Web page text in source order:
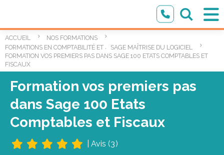
ACCUEIL
NOS FORMATIONS
FORMATIONS EN COMPTABILITÉ ET LOGICIEL SAGE
,
SAGE MAÎTRISE DU LOGICIEL
FORMATION VOS PREMIERS PAS DANS SAGE 100 ETATS COMPTABLES ET
FISCAUX
Formation vos premiers pas
dans Sage 100 Etats
Comptables et Fiscaux
Avis (3)